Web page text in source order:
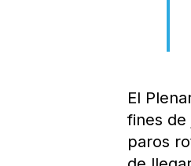
El
fines de
paros